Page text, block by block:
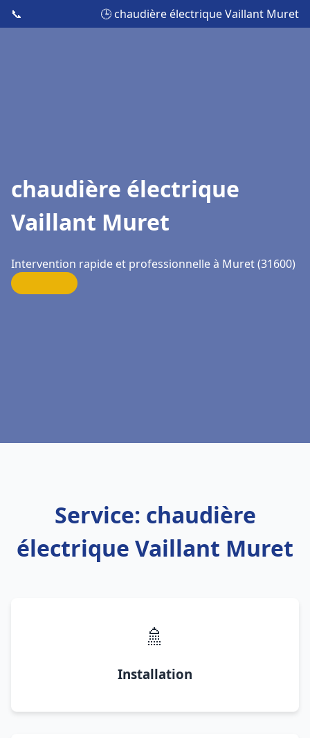
📞 🕒 chaudière électrique Vaillant Muret
chaudière électrique
Vaillant Muret
Intervention rapide et professionnelle à Muret (31600)
Service: chaudière
électrique Vaillant Muret
🚿
Installation